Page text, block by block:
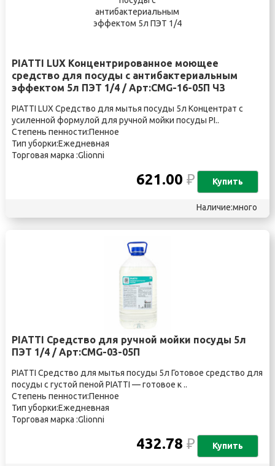
PIATTI LUX Концентрированное моющее
средство для посуды с антибактериальным
эффектом 5л ПЭТ 1/4 / Арт:CMG-16-05П ЧЗ
PIATTI LUX Средство для мытья посуды 5л Концентрат с
усиленной формулой для ручной мойки посуды PI..
Степень пенности:Пенное
Тип уборки:Ежедневная
Торговая марка :Glionni
621.00₽ Купить
Наличие:много
PIATTI Средство для ручной мойки посуды 5л
ПЭТ 1/4 / Арт:CMG-03-05П
PIATTI Средство для мытья посуды 5л Готовое средство для
посуды с густой пеной PIATTI — готовое к ..
Степень пенности:Пенное
Тип уборки:Ежедневная
Торговая марка :Glionni
432.78₽ Купить